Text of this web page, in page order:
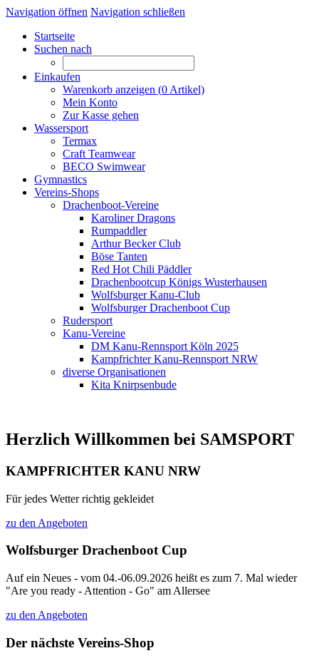
Navigation öffnen Navigation schließen
Startseite
Suchen nach
Einkaufen
Warenkorb anzeigen (0 Artikel)
Mein Konto
Zur Kasse gehen
Wassersport
Termax
Craft Teamwear
BECO Swimwear
Gymnastics
Vereins-Shops
Drachenboot-Vereine
Karoliner Dragons
Rumpaddler
Arthur Becker Club
Böse Tanten
Red Hot Chili Päddler
Drachenbootcup Königs Wusterhausen
Wolfsburger Kanu-Club
Wolfsburger Drachenboot Cup
Rudersport
Kanu-Vereine
DM Kanu-Rennsport Köln 2025
Kampfrichter Kanu-Rennsport NRW
diverse Organisationen
Kita Knirpsenbude
Herzlich Willkommen bei SAMSPORT
KAMPFRICHTER KANU NRW
Für jedes Wetter richtig gekleidet
zu den Angeboten
Wolfsburger Drachenboot Cup
Auf ein Neues - vom 04.-06.09.2026 heißt es zum 7. Mal wieder
"Are you ready - Attention - Go" am Allersee
zu den Angeboten
Der nächste Vereins-Shop